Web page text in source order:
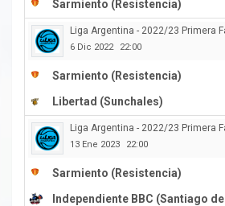
Sarmiento (Resistencia)
Liga Argentina - 2022/23 Primera
6 Dic 2022 22:00
Sarmiento (Resistencia)
Libertad (Sunchales)
Liga Argentina - 2022/23 Primera
13 Ene 2023 22:00
Sarmiento (Resistencia)
Independiente BBC (Santiago